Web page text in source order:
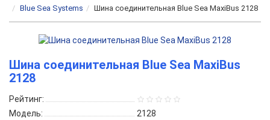
Blue Sea Systems Шина соединительная Blue Sea MaxiBus 2128
Шина соединительная Blue Sea MaxiBus
2128
Рейтинг:
Модель:
2128